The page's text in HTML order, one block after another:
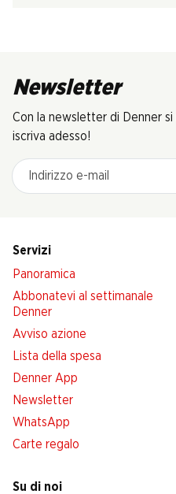
Newsletter
Con la newsletter di Denner
iscriva adesso!
Indirizzo e-mail
Servizi
Panoramica
Abbonatevi al settimanale
Denner
Avviso azione
Lista della spesa
Denner App
Newsletter
WhatsApp
Carte regalo
Su di noi